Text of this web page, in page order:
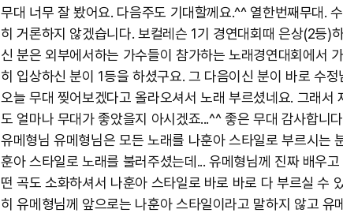
무대 너무 잘 봤어요. 다음주도 기대할께요.^^ 열한번째무대.
히 거론하지 않겠습니다. 보컬레슨 1기 경연대회때 은상(2등)
신 분은 외부에서하는 가수들이 참가하는 노래경연대회에서
히 입상하신 분이 1등을 하셨구요. 그 다음이신 분이 바로 수정
오늘 무대 찢어보겠다고 올라오셔서 노래 부르셨네요. 그래서
도 얼마나 무대가 좋았을지 아시겠죠...^^ 좋은 무대 감사합니
유메형님 유메형님은 모든 노래를 나훈아 스타일로 부르시는
훈아 스타일로 노래를 불러주셨는데... 유메형님께 진짜 배우
떤 곡도 소화하셔서 나훈아 스타일로 바로 바로 다 부르실 수
히 유메형님께 앞으로는 나훈아 스타일이라고 말하지 않고 유